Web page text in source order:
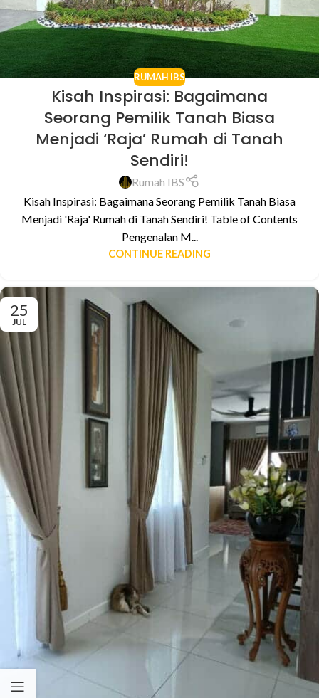
RUMAH IBS
Kisah Inspirasi: Bagaimana
Seorang Pemilik Tanah Biasa
Menjadi ‘Raja’ Rumah di Tanah
Sendiri!
Rumah IBS
Kisah Inspirasi: Bagaimana Seorang Pemilik Tanah Biasa
Menjadi 'Raja' Rumah di Tanah Sendiri! Table of Contents
Pengenalan M...
CONTINUE READING
25
JUL